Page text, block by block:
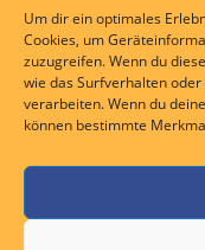
Um dir ein optimales
Cookies, um
zuzugreifen. Wenn du
wie das Surfverhalten
verarbeiten. Wenn du
können bestimmte
in den Einzeln zeigte
Position eins traf
aufspielenden…